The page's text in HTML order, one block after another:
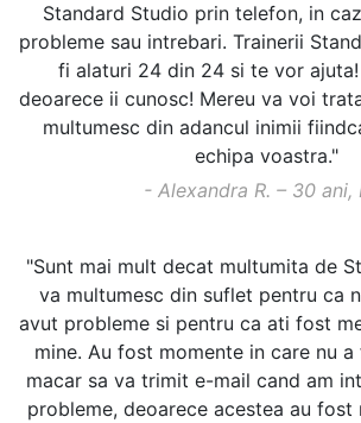
Standard Studio prin telefon, in
probleme sau intrebari. Trainerii
fi alaturi 24 din 24 si te vor
deoarece ii cunosc! Mereu va voi
multumesc din adancul inimii
echipa voastra."
- Alexandra R. – 30 ani,
"Sunt mai mult decat multumita de
va multumesc din suflet pentru ca
avut probleme si pentru ca ati fost
mine. Au fost momente in care nu
macar sa va trimit e-mail cand am
probleme, deoarece acestea au